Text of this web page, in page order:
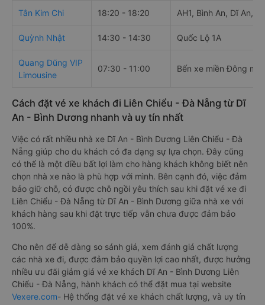
Tân Kim Chi 18:20 - 18:20 AH1, Bình An, Dĩ An,
Quỳnh Nhật 14:30 - 14:30 Quốc Lộ 1A
Quang Dũng VIP
Limousine
07:30 - 11:00 Bến xe miền Đông mới
Cách đặt vé xe khách đi Liên Chiểu - Đà Nẵng từ Dĩ
An - Bình Dương nhanh và uy tín nhất
Việc có rất nhiều nhà xe Dĩ An - Bình Dương Liên Chiểu - Đà
Nẵng giúp cho du khách có đa dạng sự lựa chọn. Đây cũng
có thể là một điều bất lợi làm cho hàng khách không biết nên
chọn nhà xe nào là phù hợp với mình. Bên cạnh đó, việc đảm
bảo giữ chỗ, có được chỗ ngồi yêu thích sau khi đặt vé xe đi
Liên Chiểu - Đà Nẵng từ Dĩ An - Bình Dương giữa nhà xe với
khách hàng sau khi đặt trực tiếp vẫn chưa được đảm bảo
100%.
Cho nên để dễ dàng so sánh giá, xem đánh giá chất lượng
các nhà xe đi, được đảm bảo quyền lợi cao nhất, được hưởng
nhiều ưu đãi giảm giá vé xe khách Dĩ An - Bình Dương Liên
Chiểu - Đà Nẵng, hành khách có thể đặt mua tại website
Vexere.com- Hệ thống đặt vé xe khách chất lượng, và uy tín